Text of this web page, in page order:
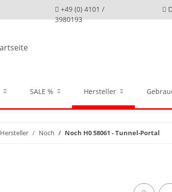
+49 (0) 4101 /
3980193
SALE % Hersteller
Hersteller Noch Noch H0 58061 - Tunnel-Portal